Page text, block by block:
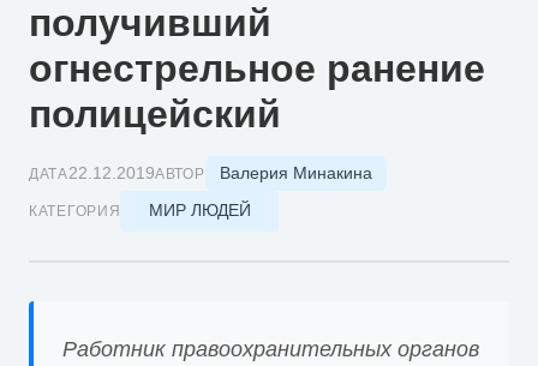
получивший
огнестрельное ранение
полицейский
ДАТА22.12.2019АВТОР Валерия Минакина
КАТЕГОРИЯ МИР ЛЮДЕЙ
Работник правоохранительных органов